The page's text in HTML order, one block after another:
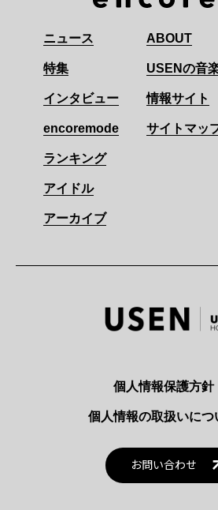
ニュース
特集
インタビュー
encoremode
ランキング
アイドル
アーカイブ
ABOUT
USENの音
情報サイト
サイトマッ
個人情報保護方針
個人情報の取扱いにつ
お問い合わせ